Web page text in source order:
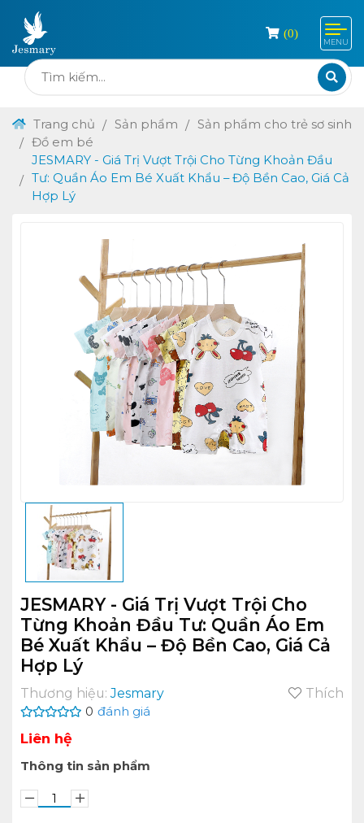
(0)
MENU
Trang chủ Sản phẩm
Sản phẩm cho trẻ sơ sinh
Đồ em bé
JESMARY - Giá Trị Vượt Trội Cho Từng Khoản Đầu
Tư: Quần Áo Em Bé Xuất Khẩu – Độ Bền Cao, Giá Cả
Hợp Lý
JESMARY - Giá Trị Vượt Trội Cho
Từng Khoản Đầu Tư: Quần Áo Em
Bé Xuất Khẩu – Độ Bền Cao, Giá Cả
Hợp Lý
Thương hiệu:Jesmary Thích
0 đánh giá
Liên hệ
Thông tin sản phẩm